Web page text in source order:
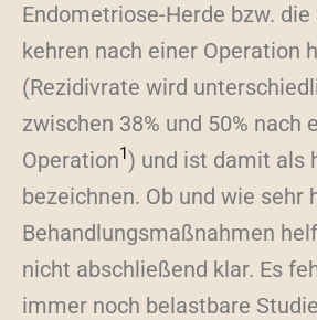
Endometriose-Herde bzw.
kehren nach einer Operation
(Rezidivrate wird
zwischen 38% und 50% nach
Operation1) und ist damit als
bezeichnen. Ob und wie sehr
Behandlungsmaßnahmen
nicht abschließend klar. Es
immer noch belastbare